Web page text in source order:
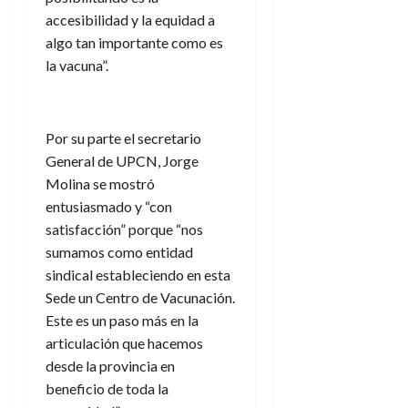
accesibilidad y la equidad a
algo tan importante como es
la vacuna”.
Por su parte el secretario
General de UPCN, Jorge
Molina se mostró
entusiasmado y “con
satisfacción” porque “nos
sumamos como entidad
sindical estableciendo en esta
Sede un Centro de Vacunación.
Este es un paso más en la
articulación que hacemos
desde la provincia en
beneficio de toda la